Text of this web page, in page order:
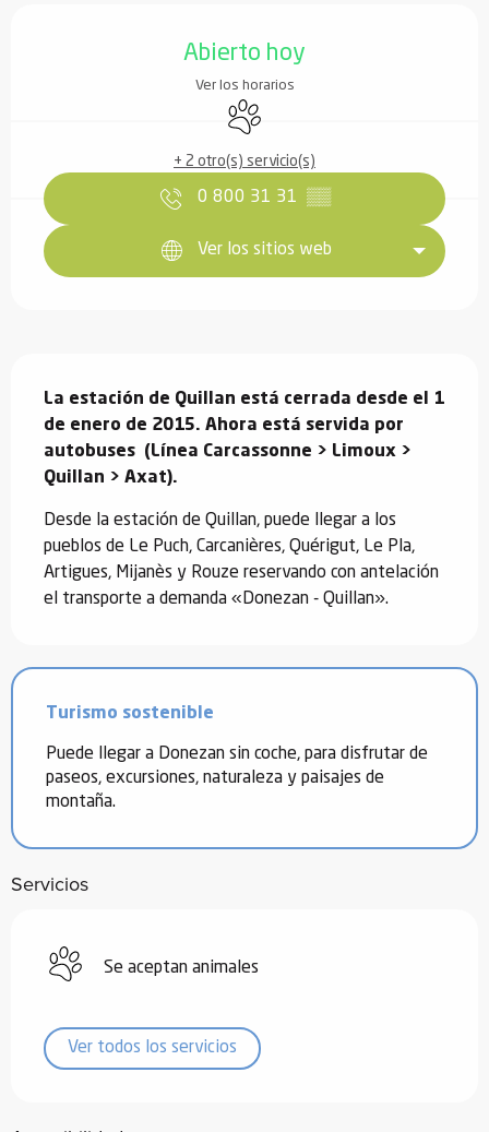
Abierto hoy
Ver los horarios
Se aceptan animales
+ 2 otro(s) servicio(s)
0 800 31 31 ▒▒
Ver los sitios web
La estación de Quillan está cerrada desde el 1
de enero de 2015. Ahora está servida por
autobuses  (Línea Carcassonne > Limoux >
Quillan > Axat).
Desde la estación de Quillan, puede llegar a los
pueblos de Le Puch, Carcanières, Quérigut, Le Pla,
Artigues, Mijanès y Rouze reservando con antelación
el transporte a demanda «Donezan - Quillan».
Turismo sostenible
Puede llegar a Donezan sin coche, para disfrutar de
paseos, excursiones, naturaleza y paisajes de
montaña.
Servicios
Se aceptan animales
Ver todos los servicios